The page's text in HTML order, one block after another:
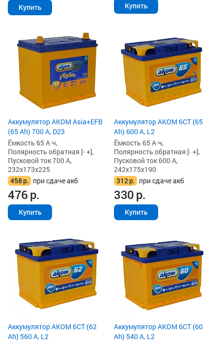
Купить Купить
Аккумулятор AKOM Asia+EFB
(65 Ah) 700 А, D23
Ёмкость 65 А·ч,
Полярность обратная [- +],
Пусковой ток 700 А,
232x173x225
458р. при сдаче акб
476р.
Купить
Аккумулятор AKOM 6СТ (65
Ah) 600 А, L2
Ёмкость 65 А·ч,
Полярность обратная [- +],
Пусковой ток 600 А,
242x175x190
312р. при сдаче акб
330р.
Купить
Аккумулятор AKOM 6СТ (62
Ah) 560 А, L2
Аккумулятор AKOM 6СТ (60
Ah) 540 А, L2